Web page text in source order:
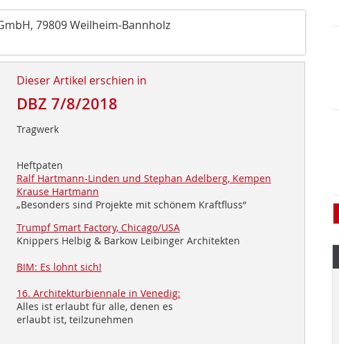
79809 Weilheim-Bannholz
Dieser Artikel erschien in
DBZ 7/8/2018
Tragwerk
Heftpaten
Ralf Hartmann-Linden und Stephan Adelberg, Kempen
Krause Hartmann
„Besonders sind Projekte mit schönem Kraftfluss“
Trumpf Smart Factory, Chicago/USA
Knippers Helbig & Barkow Leibinger Architekten
BIM: Es lohnt sich!
16. Architekturbiennale in Venedig:
Alles ist erlaubt für alle, denen es
erlaubt ist, teilzunehmen